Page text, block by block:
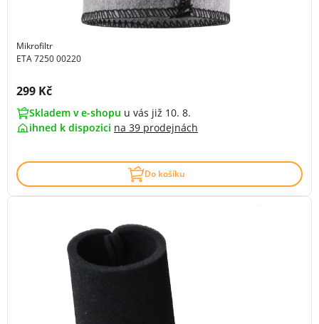
Mikrofiltr
ETA 7250 00220
Cena s DPH:
299 Kč
Skladem v e-shopu u vás již 10. 8.
ihned k dispozici na 39 prodejnách
Do košíku